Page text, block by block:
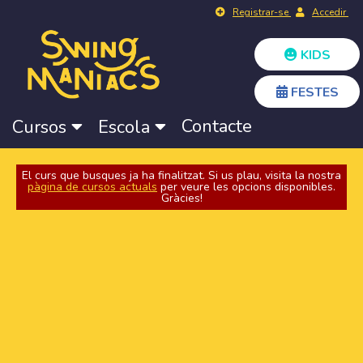
Registrar-se Accedir
KIDS
FESTES
Cursos Escola Contacte
El curs que busques ja ha finalitzat. Si us plau, visita la nostra
pàgina de cursos actuals per veure les opcions disponibles.
Gràcies!